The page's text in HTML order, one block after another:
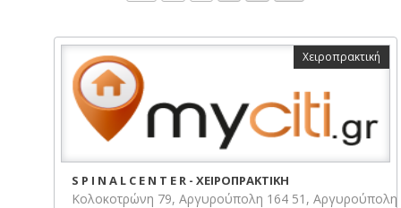
Χειροπρακτική
S P I N A L C E N T E R - ΧΕΙΡΟΠΡΑΚΤΙΚΗ
Κολοκοτρώνη 79, Αργυρούπολη 164 51, Αργυρούπολη